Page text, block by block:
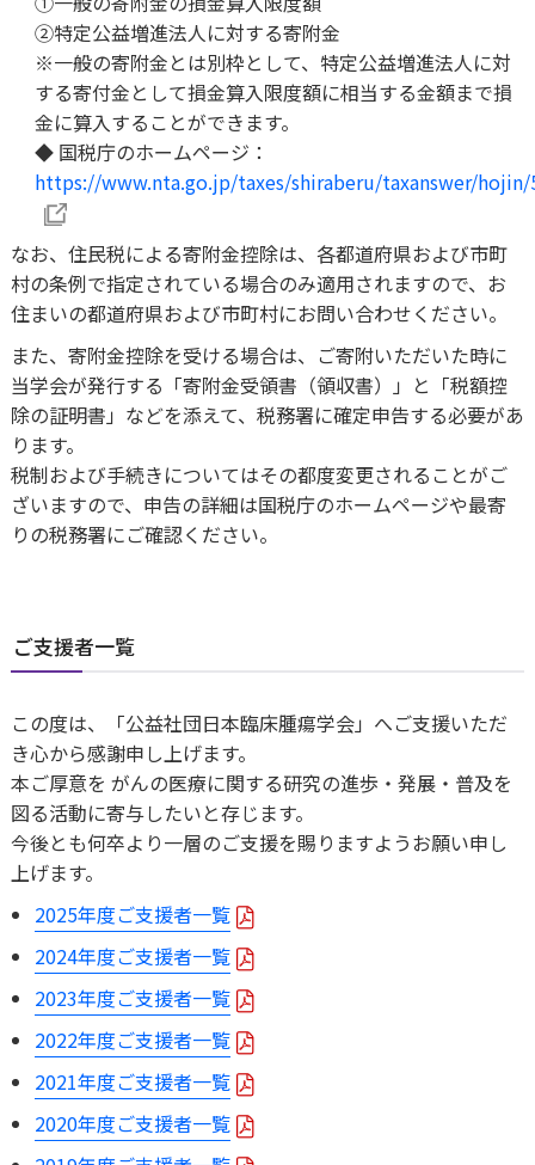
②特定公益増進法人に対する寄附金
※一般の寄附金とは別枠として、特定公益増進法人に対
する寄付金として損金算入限度額に相当する金額まで損
金に算入することができます。
◆ 国税庁のホームページ：
https://www.nta.go.jp/taxes/shiraberu/taxanswer/
なお、住民税による寄附金控除は、各都道府県および市町
村の条例で指定されている場合のみ適用されますので、お
住まいの都道府県および市町村にお問い合わせください。
また、寄附金控除を受ける場合は、ご寄附いただいた時に
当学会が発行する「寄附金受領書（領収書）」と「税額控
除の証明書」などを添えて、税務署に確定申告する必要があ
ります。
税制および手続きについてはその都度変更されることがご
ざいますので、申告の詳細は国税庁のホームページや最寄
りの税務署にご確認ください。
ご支援者一覧
この度は、「公益社団日本臨床腫瘍学会」へご支援いただ
き心から感謝申し上げます。
本ご厚意を がんの医療に関する研究の進歩・発展・普及を
図る活動に寄与したいと存じます。
今後とも何卒より一層のご支援を賜りますようお願い申し
上げます。
2025年度ご支援者一覧
2024年度ご支援者一覧
2023年度ご支援者一覧
2022年度ご支援者一覧
2021年度ご支援者一覧
2020年度ご支援者一覧